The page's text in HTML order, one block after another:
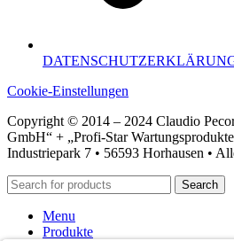
Cookie-Einstellungen
Copyright © 2014 – 2024 Claudio
GmbH“ + „Profi-Star
Industriepark 7 • 56593 Horhausen •
Search
Menu
Produkte